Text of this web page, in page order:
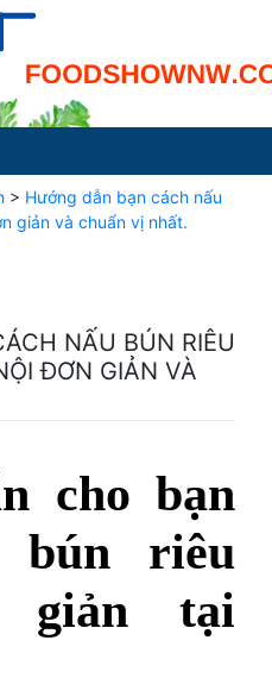
> Hướng dẫn bạn cách nấu
giản và chuẩn vị nhất.
NẤU BÚN RIÊU
ĐƠN GIẢN VÀ
cho bạn
bún riêu
giản tại